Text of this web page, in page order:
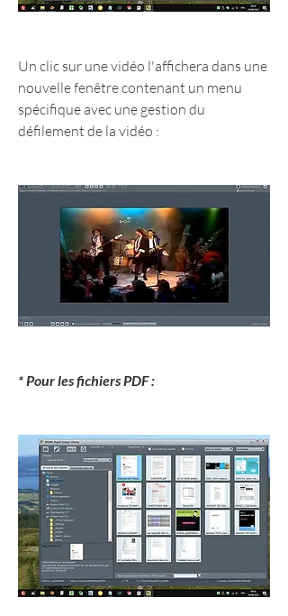
Un clic sur une vidéo l'affichera dans une
nouvelle fenêtre contenant un menu
spécifique avec une gestion du
défilement de la vidéo :
* Pour les fichiers PDF :